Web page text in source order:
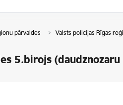
pārvaldes Valsts policijas Rīgas
5.birojs